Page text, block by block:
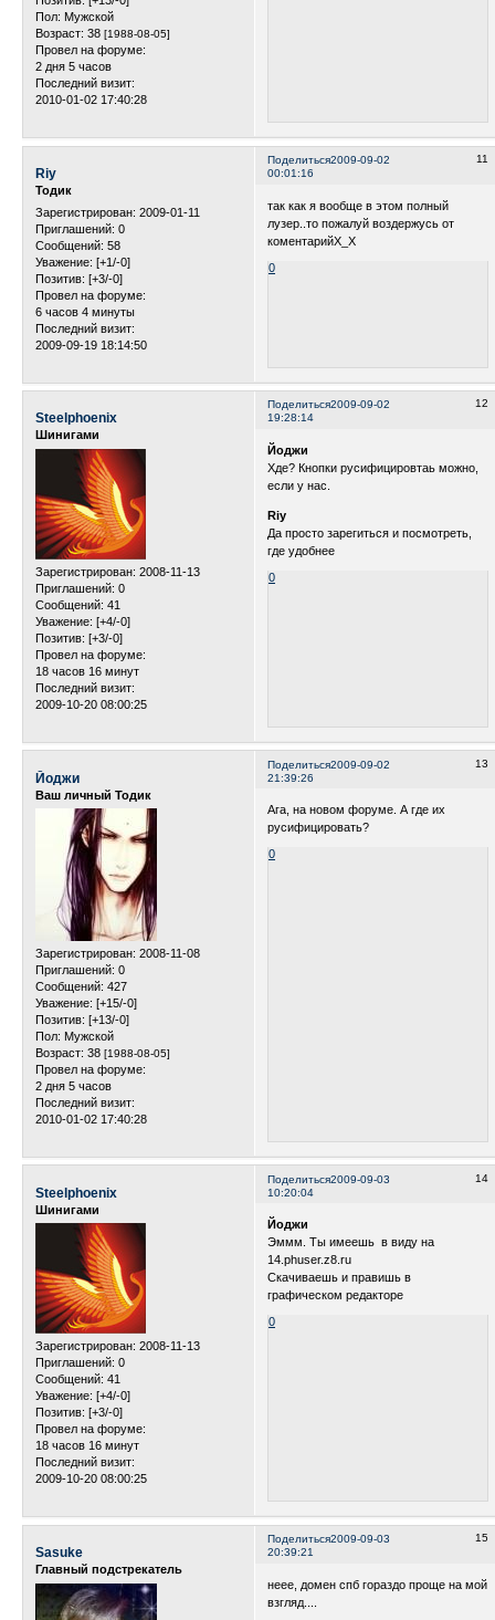
Пол: Мужской
Возраст: 38 [1988-08-05]
Провел на форуме:
2 дня 5 часов
Последний визит:
2010-01-02 17:40:28
Поделиться 11
2009-09-02
00:01:16
Riy
Тодик
Зарегистрирован: 2009-01-11
Приглашений: 0
Сообщений: 58
Уважение: [+1/-0]
Позитив: [+3/-0]
Провел на форуме:
6 часов 4 минуты
Последний визит:
2009-09-19 18:14:50
так как я вообще в этом полный
лузер..то пожалуй воздержусь от
коментарийХ_Х
0
Поделиться 12
2009-09-02
19:28:14
Steelphoenix
Шинигами
Зарегистрирован: 2008-11-13
Приглашений: 0
Сообщений: 41
Уважение: [+4/-0]
Позитив: [+3/-0]
Провел на форуме:
18 часов 16 минут
Последний визит:
2009-10-20 08:00:25
Йоджи
Хде? Кнопки русифицировтаь можно,
если у нас.
Riy
Да просто зарегиться и посмотреть,
где удобнее
0
Поделиться 13
2009-09-02
21:39:26
Йоджи
Ваш личный Тодик
Зарегистрирован: 2008-11-08
Приглашений: 0
Сообщений: 427
Уважение: [+15/-0]
Позитив: [+13/-0]
Пол: Мужской
Возраст: 38 [1988-08-05]
Провел на форуме:
2 дня 5 часов
Последний визит:
2010-01-02 17:40:28
Ага, на новом форуме. А где их
русифицировать?
0
Поделиться 14
2009-09-03
10:20:04
Steelphoenix
Шинигами
Зарегистрирован: 2008-11-13
Приглашений: 0
Сообщений: 41
Уважение: [+4/-0]
Позитив: [+3/-0]
Провел на форуме:
18 часов 16 минут
Последний визит:
2009-10-20 08:00:25
Йоджи
Эммм. Ты имеешь в виду на
14.phuser.z8.ru
Скачиваешь и правишь в
графическом редакторе
0
Поделиться 15
2009-09-03
20:39:21
Sasuke
Главный подстрекатель
неее, домен спб гораздо проще на мой
взгляд....